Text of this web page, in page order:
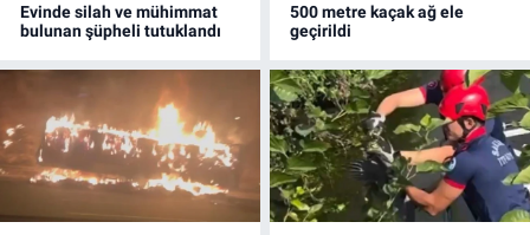
Evinde silah ve mühimmat
bulunan şüpheli tutuklandı
500 metre kaçak ağ ele
geçirildi